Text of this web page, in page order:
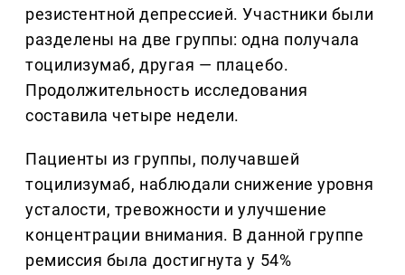
резистентной депрессией. Участники были
разделены на две группы: одна получала
тоцилизумаб, другая — плацебо.
Продолжительность исследования
составила четыре недели.
Пациенты из группы, получавшей
тоцилизумаб, наблюдали снижение уровня
усталости, тревожности и улучшение
концентрации внимания. В данной группе
ремиссия была достигнута у 54%